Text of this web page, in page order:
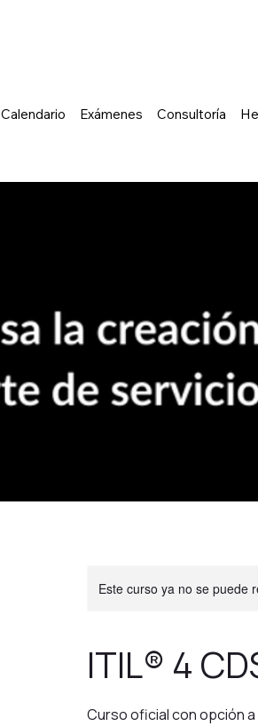
Calendario Exámenes Consultoría
Este curso ya no se puede
ITIL® 4
Curso oficial con opción